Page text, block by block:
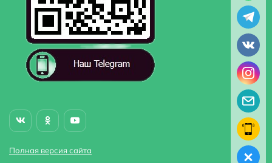
Полная версия сайта